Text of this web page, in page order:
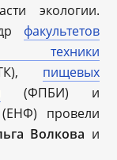
экологии.
факультетов
техники
пищевых
(ФПБИ) и
(ЕНФ) провели
Волкова и